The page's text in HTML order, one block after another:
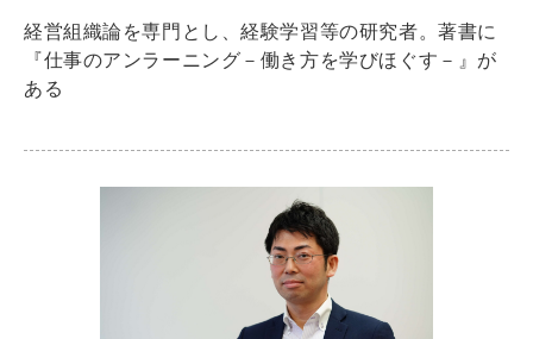
経営組織論を専門とし、経験学習等の研究者。著書に
『仕事のアンラーニング－働き方を学びほぐす－』が
ある